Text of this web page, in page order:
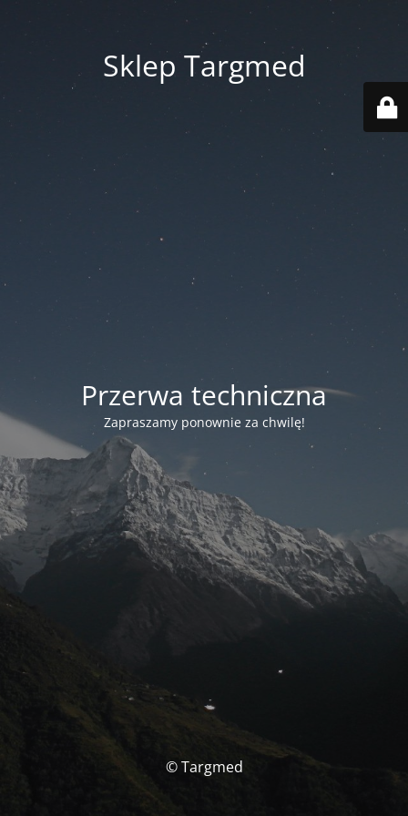
Sklep Targmed
Przerwa techniczna
Zapraszamy ponownie za chwilę!
© Targmed